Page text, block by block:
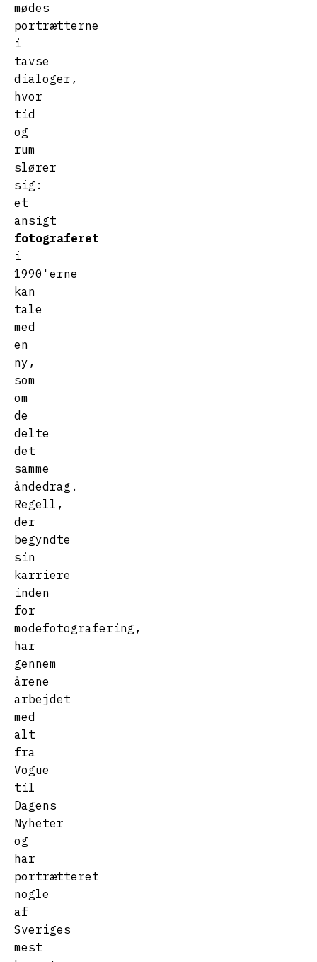
mødes
portrætterne
i
tavse
dialoger,
hvor
tid
og
rum
slører
sig:
et
ansigt
fotograferet
i
1990'erne
kan
tale
med
en
ny,
som
om
de
delte
det
samme
åndedrag.
Regell,
der
begyndte
sin
karriere
inden
for
modefotografering,
har
gennem
årene
arbejdet
med
alt
fra
Vogue
til
Dagens
Nyheter
og
har
portrætteret
nogle
af
Sveriges
mest